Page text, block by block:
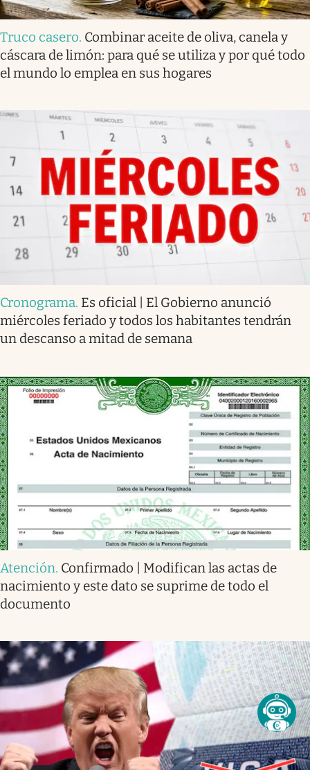
Truco casero. Combinar aceite de oliva, canela y
cáscara de limón: para qué se utiliza y por qué todo
el mundo lo emplea en sus hogares
Cronograma. Es oficial | El Gobierno anunció
miércoles feriado y todos los habitantes tendrán
un descanso a mitad de semana
Atención. Confirmado | Modifican las actas de
nacimiento y este dato se suprime de todo el
documento